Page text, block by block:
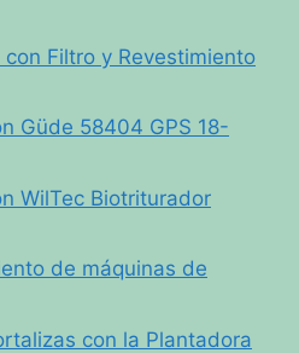
Filtro y Revestimiento
Güde 58404 GPS 18-
WilTec Biotriturador
de máquinas de
con la Plantadora